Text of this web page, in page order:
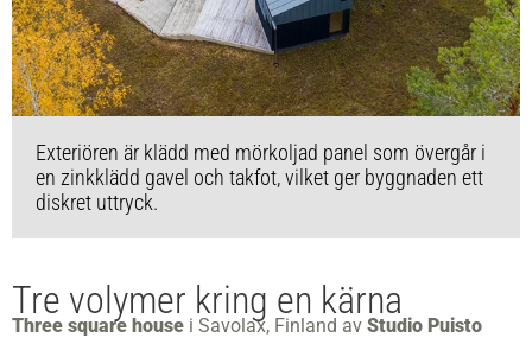
Exteriören är klädd med mörkoljad panel som övergår i
en zinkklädd gavel och takfot, vilket ger byggnaden ett
diskret uttryck.
Tre volymer kring en kärna
Three square house i Savolax, Finland av Studio Puisto